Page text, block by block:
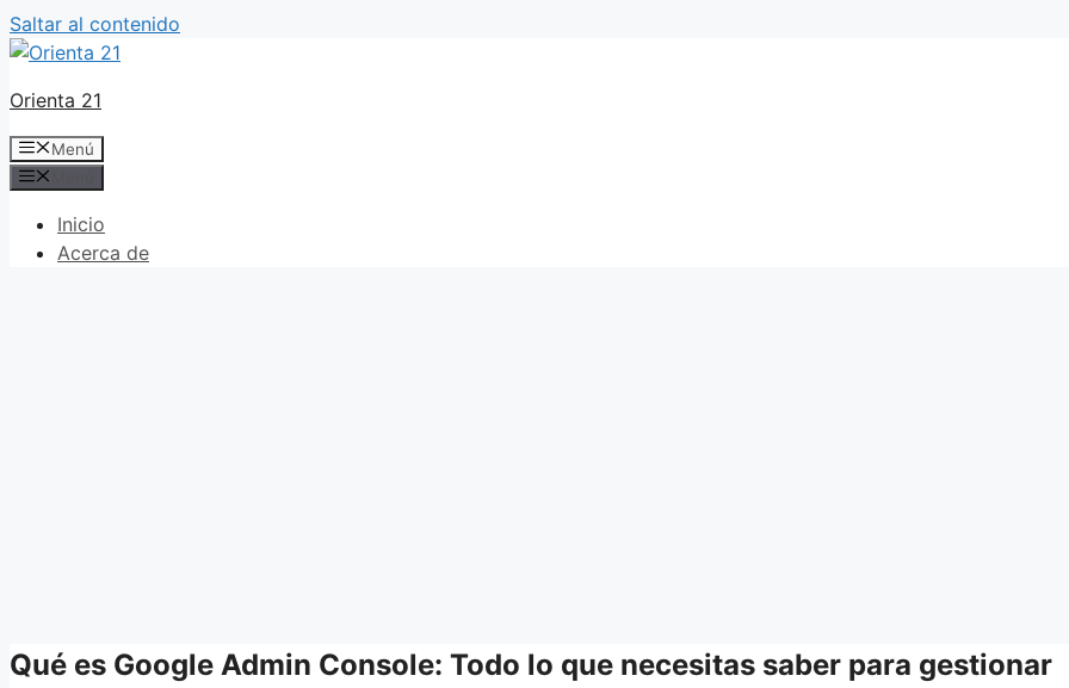
Saltar al contenido
Orienta 21
Menú
Inicio
Acerca de
Qué es Google Admin Console: Todo lo que necesitas saber para gestionar